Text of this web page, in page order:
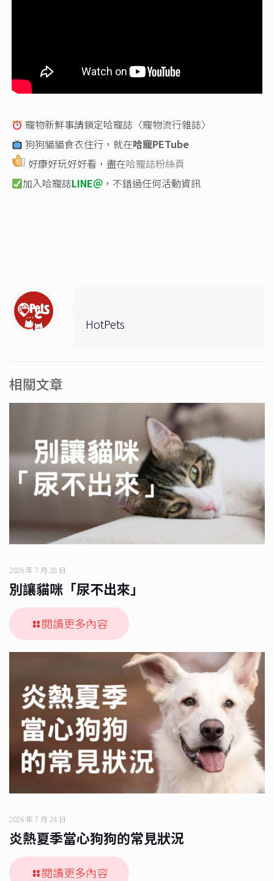
寵物新鮮事請鎖定哈寵誌〈寵物流行雜誌〉
狗狗貓貓食衣住行，就在哈寵PETube
好康好玩好好看，盡在哈寵誌粉絲頁
加入哈寵誌LINE＠ ，不錯過任何活動資訊
HotPets
相關文章
2026 年 7 月 28 日
別讓貓咪「尿不出來」
閱讀更多內容
2026 年 7 月 24 日
炎熱夏季當心狗狗的常見狀況
閱讀更多內容